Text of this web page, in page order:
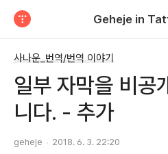
Geheje in
사나운_번역/번역 이야기
일부 자막을 비공
니다. - 추가
geheje 2018. 6. 3. 22:20